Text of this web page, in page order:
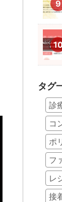
タグ
診
コ
ポ
フ
レ
接